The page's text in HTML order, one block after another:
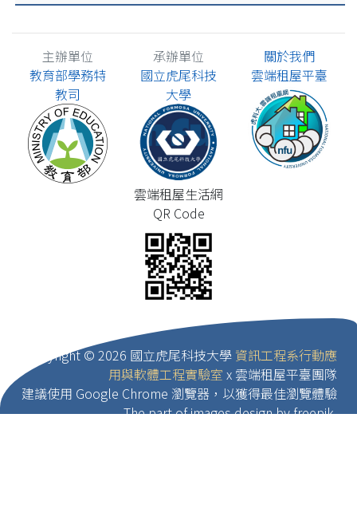
主辦單位
教育部學務特
教司
承辦單位
國立虎尾科技
大學
關於我們
雲端租屋平臺
雲端租屋生活網
QR Code
Copyright © 2026 國立虎尾科技大學 資訊工程系行動應
用與軟體工程實驗室 x 雲端租屋平臺團隊
建議使用 Google Chrome 瀏覽器，以獲得最佳瀏覽體驗
The part of images design by freepik.